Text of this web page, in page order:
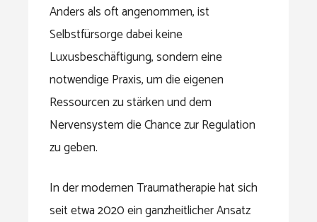
Anders als oft angenommen, ist
Selbstfürsorge dabei keine
Luxusbeschäftigung, sondern eine
notwendige Praxis, um die eigenen
Ressourcen zu stärken und dem
Nervensystem die Chance zur Regulation
zu geben.
In der modernen Traumatherapie hat sich
seit etwa 2020 ein ganzheitlicher Ansatz